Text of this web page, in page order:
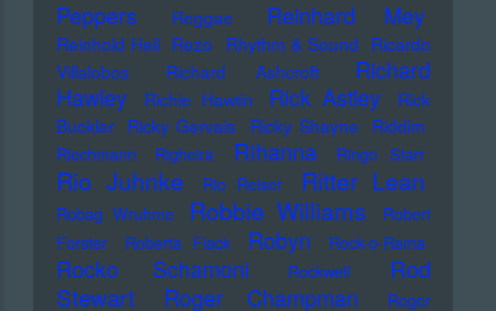
Peppers
Reggae Reinhard Mey
Reinhold Heil Rezo Rhythm & Sound Ricardo
Villalobos
Richard Ashcroft
Richard
Hawley
Richie Hawtin Rick Astley
Rick
Buckler
Ricky Gervais Ricky Shayne Riddim
Riechmann Righeira Rihanna Ringo Starr
Rio Juhnke Rio Reiser Ritter Lean
Robag Wruhme Robbie Williams
Robert
Forster
Roberta Flack Robyn Rock-o-Rama
Rocko Schamoni Rockwell
Rod
Stewart
Roger Champman
Roger